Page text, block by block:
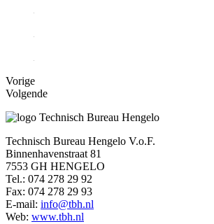
Vorige
Volgende
Technisch Bureau Hengelo V.o.F.
Binnenhavenstraat 81
7553 GH HENGELO
Tel.: 074 278 29 92
Fax: 074 278 29 93
E-mail: info@tbh.nl
Web: www.tbh.nl